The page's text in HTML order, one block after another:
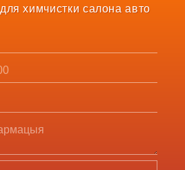
химчистки салона авто